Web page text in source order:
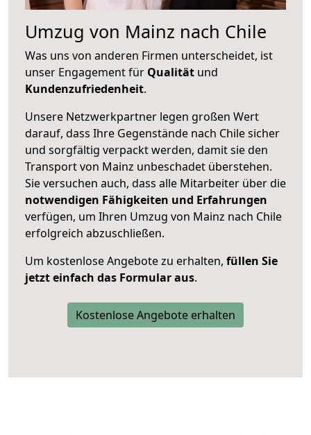
Umzug von Mainz nach Chile
Was uns von anderen Firmen unterscheidet, ist
unser Engagement für Qualität und
Kundenzufriedenheit.
Unsere Netzwerkpartner legen großen Wert
darauf, dass Ihre Gegenstände nach Chile sicher
und sorgfältig verpackt werden, damit sie den
Transport von Mainz unbeschadet überstehen.
Sie versuchen auch, dass alle Mitarbeiter über die
notwendigen Fähigkeiten und Erfahrungen
verfügen, um Ihren Umzug von Mainz nach Chile
erfolgreich abzuschließen.
Um kostenlose Angebote zu erhalten, füllen Sie
jetzt einfach das Formular aus.
Kostenlose Angebote erhalten